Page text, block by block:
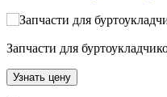
Запчасти для
Узнать цену